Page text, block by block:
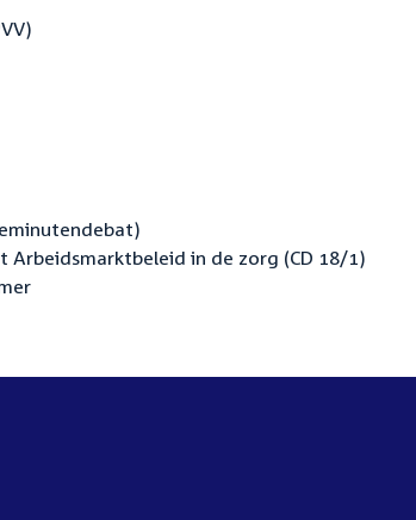
Arbeidsmarktbeleid in de zorg (CD 18/1)